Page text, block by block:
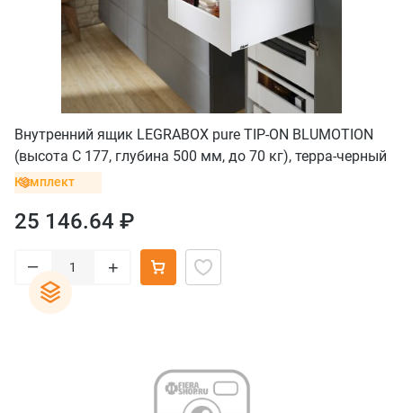
Внутренний ящик LEGRABOX pure TIP-ON BLUMOTION
(высота C 177, глубина 500 мм, до 70 кг), терра-черный
Комплект
25 146.64 ₽
– +